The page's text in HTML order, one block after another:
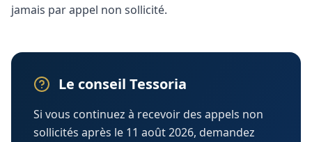
jamais par appel non sollicité.
Le conseil Tessoria
Si vous continuez à recevoir des appels non
sollicités après le 11 août 2026, demandez